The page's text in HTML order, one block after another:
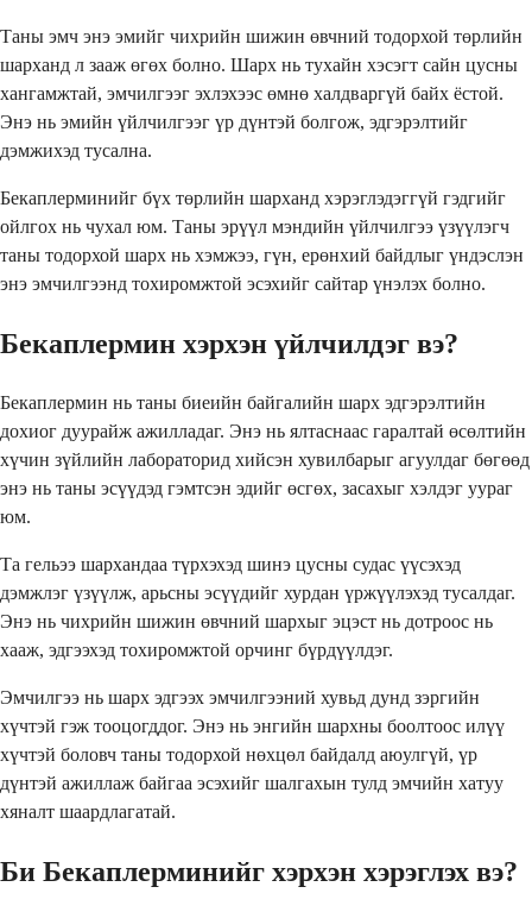
Таны эмч энэ эмийг чихрийн шижин өвчний тодорхой төрлийн
шарханд л зааж өгөх болно. Шарх нь тухайн хэсэгт сайн цусны
хангамжтай, эмчилгээг эхлэхээс өмнө халдваргүй байх ёстой.
Энэ нь эмийн үйлчилгээг үр дүнтэй болгож, эдгэрэлтийг
дэмжихэд тусална.
Бекаплерминийг бүх төрлийн шарханд хэрэглэдэггүй гэдгийг
ойлгох нь чухал юм. Таны эрүүл мэндийн үйлчилгээ үзүүлэгч
таны тодорхой шарх нь хэмжээ, гүн, ерөнхий байдлыг үндэслэн
энэ эмчилгээнд тохиромжтой эсэхийг сайтар үнэлэх болно.
Бекаплермин хэрхэн үйлчилдэг вэ?
Бекаплермин нь таны биеийн байгалийн шарх эдгэрэлтийн
дохиог дуурайж ажилладаг. Энэ нь ялтаснаас гаралтай өсөлтийн
хүчин зүйлийн лабораторид хийсэн хувилбарыг агуулдаг бөгөөд
энэ нь таны эсүүдэд гэмтсэн эдийг өсгөх, засахыг хэлдэг уураг
юм.
Та гельээ шархандаа түрхэхэд шинэ цусны судас үүсэхэд
дэмжлэг үзүүлж, арьсны эсүүдийг хурдан үржүүлэхэд тусалдаг.
Энэ нь чихрийн шижин өвчний шархыг эцэст нь дотроос нь
хааж, эдгээхэд тохиромжтой орчинг бүрдүүлдэг.
Эмчилгээ нь шарх эдгээх эмчилгээний хувьд дунд зэргийн
хүчтэй гэж тооцогддог. Энэ нь энгийн шархны боолтоос илүү
хүчтэй боловч таны тодорхой нөхцөл байдалд аюулгүй, үр
дүнтэй ажиллаж байгаа эсэхийг шалгахын тулд эмчийн хатуу
хяналт шаардлагатай.
Би Бекаплерминийг хэрхэн хэрэглэх вэ?